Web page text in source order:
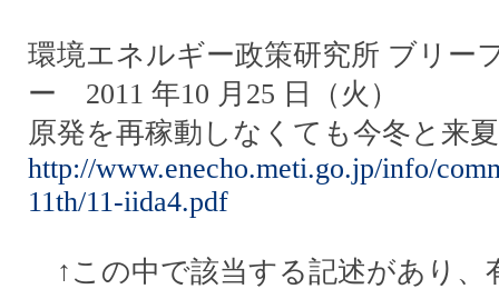
環境エネルギー政策研究所 ブリー
ー 2011 年10 月25 日（火）
原発を再稼動しなくても今冬と来
http://www.enecho.meti.go.jp/info/
11th/11-iida4.pdf
↑この中で該当する記述があり、